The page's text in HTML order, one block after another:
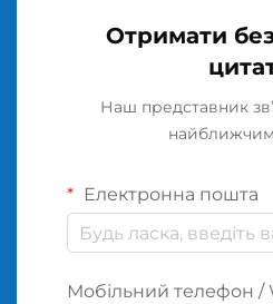
Отримати
Наш представник
Електронна пошта
Мобільний телефон /